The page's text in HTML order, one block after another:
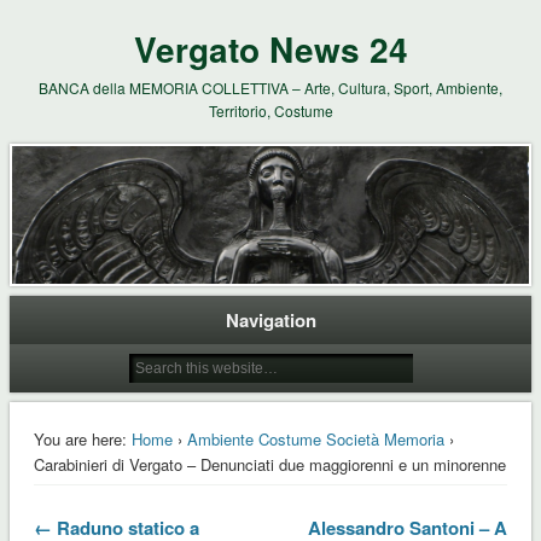
Vergato News 24
BANCA della MEMORIA COLLETTIVA – Arte, Cultura, Sport, Ambiente,
Territorio, Costume
Navigation
You are here: Home› Ambiente Costume Società Memoria›
Carabinieri di Vergato – Denunciati due maggiorenni e un minorenne
← Raduno statico a
Alessandro Santoni – A